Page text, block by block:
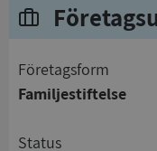
företagsform
Familjestiftelse
status